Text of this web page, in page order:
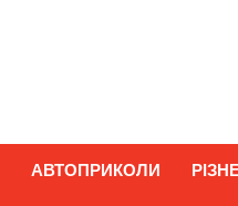
АВТОПРИКОЛИ